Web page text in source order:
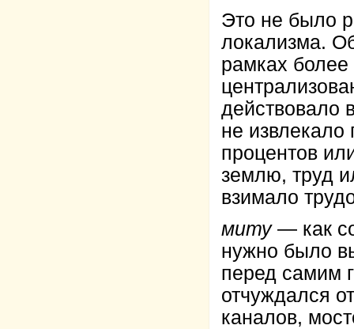
Это не было
локализма.
рамках
действовало
не извлекало
процентов
землю, труд
взимало
миту— как
нужно было
перед самим
отчуждался
каналов,